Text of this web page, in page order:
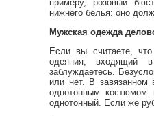
примеру, розовый
нижнего белья: оно
Мужская одежда
Если вы считаете,
одеяния, входящий
заблуждаетесь.
или нет. В завязанном
однотонным костюмом
однотонный. Если же